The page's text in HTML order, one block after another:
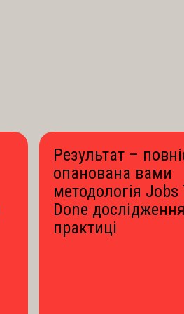
Результат –
опанована вами
методологія Jobs
Done
практиці